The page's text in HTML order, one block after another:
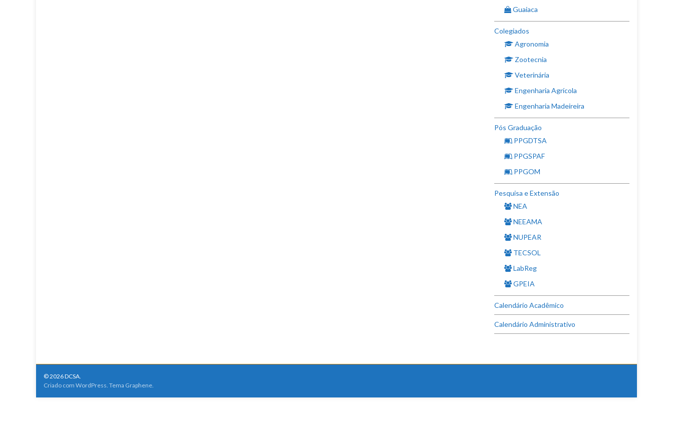
Guaiaca
Colegiados
Agronomia
Zootecnia
Veterinária
Engenharia Agrícola
Engenharia Madeireira
Pós Graduação
PPGDTSA
PPGSPAF
PPGOM
Pesquisa e Extensão
NEA
NEEAMA
NUPEAR
TECSOL
LabReg
GPEIA
Calendário Acadêmico
Calendário Administrativo
© 2026 DCSA.
Criado com WordPress. Tema Graphene.